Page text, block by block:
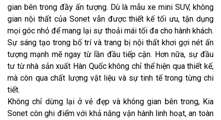
gian bên trong đầy ấn tượng. Dù là mẫu xe mini SUV, không
gian nội thất của Sonet vẫn được thiết kế tối ưu, tận dụng
mọi góc nhỏ để mang lại sự thoải mái tối đa cho hành khách.
Sự sáng tạo trong bố trí và trang bị nội thất khơi gợi nét ấn
tượng mạnh mẽ ngay từ lần đầu tiếp cận. Hơn nữa, sự đầu
tư từ nhà sản xuất Hàn Quốc không chỉ thể hiện qua thiết kế,
mà còn qua chất lượng vật liệu và sự tinh tế trong từng chi
tiết.
Không chỉ dừng lại ở vẻ đẹp và không gian bên trong, Kia
Sonet còn ghi điểm với khả năng vận hành linh hoạt, an toàn